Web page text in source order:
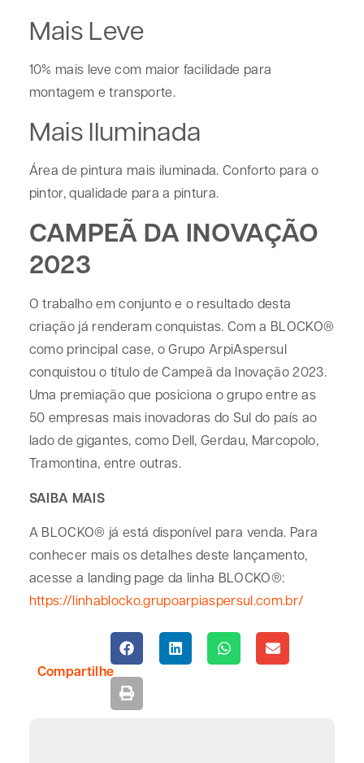
Mais Leve
10% mais leve com maior facilidade para
montagem e transporte.
Mais Iluminada
Área de pintura mais iluminada. Conforto para o
pintor, qualidade para a pintura.
CAMPEÃ DA INOVAÇÃO
2023
O trabalho em conjunto e o resultado desta
criação já renderam conquistas. Com a BLOCKO®
como principal case, o Grupo ArpiAspersul
conquistou o título de Campeã da Inovação 2023.
Uma premiação que posiciona o grupo entre as
50 empresas mais inovadoras do Sul do país ao
lado de gigantes, como Dell, Gerdau, Marcopolo,
Tramontina, entre outras.
SAIBA MAIS
A BLOCKO® já está disponível para venda. Para
conhecer mais os detalhes deste lançamento,
acesse a landing page da linha BLOCKO®:
https://linhablocko.grupoarpiaspersul.com.br/
Compartilhe